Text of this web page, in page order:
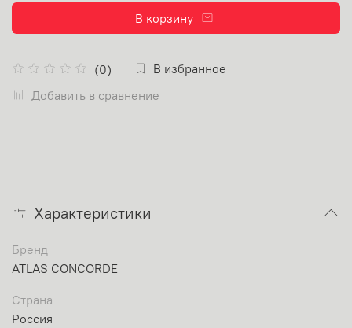
(0)
В избранное
Добавить в сравнение
В корзину
Характеристики
Бренд
ATLAS CONCORDE
Страна
Россия